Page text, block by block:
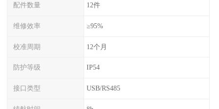
配件数量 12件
维修效率 ≥95%
校准周期 12个月
防护等级 IP54
接口类型 USB/RS485